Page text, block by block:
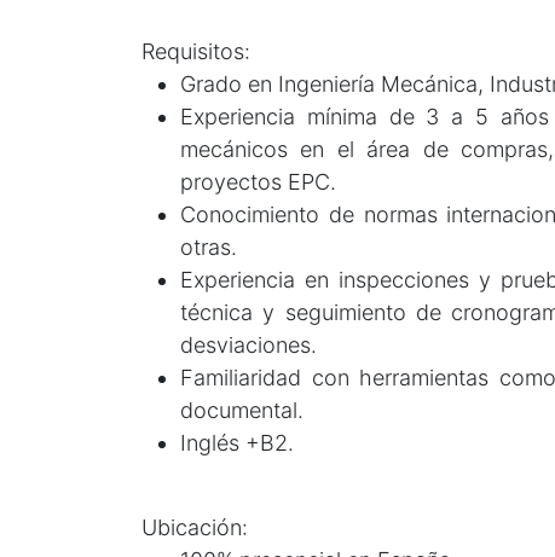
Requisitos:
Grado en Ingeniería Mecánica,
Experiencia mínima de 3 a 5
mecánicos en el área de
proyectos EPC.
Conocimiento de normas
otras.
Experiencia en inspecciones y
técnica y seguimiento de
desviaciones.
Familiaridad con herramientas
documental.
Inglés +B2.
Ubicación: